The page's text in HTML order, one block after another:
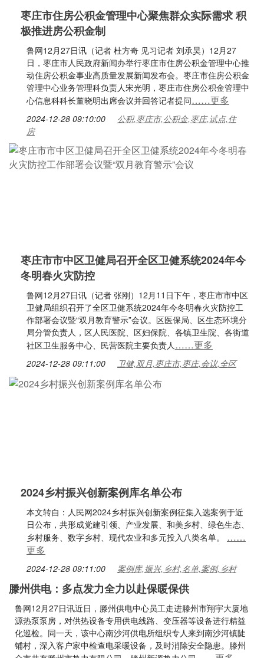
枣庄市住房公积金管理中心聚焦群众实际需求 积
极推进房公积金制
鲁网12月27日讯（记者 杜方奇 见习记者 刘承昊）12月27
日，枣庄市人民政府新闻办举行枣庄市住房公积金管理中心推
动住房公积金事业高质量发展新闻发布会。枣庄市住房公积金
管理中心业务管理科负责人宋光明，枣庄市住房公积金管理中
心信息科科长董晓明出席会议并回答记者提问……更多
2024-12-28 09:10:00
公积,枣庄市,公积金,枣庄,试点,住
房
枣庄市市中区卫健局召开全区卫健系统2024年今
冬明春火灾防控
鲁网12月27日讯（记者 张刚）12月11日下午，枣庄市市中区
卫健局组织召开了全区卫健系统2024年今冬明春火灾防控工
作部署会议暨“双月教育警示”会议。区医保局、区生态环境分
局分管负责人，区人民医院、区妇保院、各镇卫生院、各街道
社区卫生服务中心、民营医院主要负责人……更多
2024-12-28 09:11:00 卫健,双月,枣庄市,枣庄,会议,全区
2024乡村振兴创新案例库名单公布
本文转自：人民网2024乡村振兴创新案例征集入选案例于近
日公布，共形成党建引领、产业发展、和美乡村、绿色生态、
乡村服务、数字乡村、现代农业和多元投入八类名单。 ……
更多
2024-12-28 09:11:00 案例库,振兴,乡村,名单,案例,乡村
滕州供电：多点发力全力以赴保暖保供
鲁网12月27日讯近日，滕州供电中心员工走进滕州市翔宇大厦地
源热泵泵房，对供热设备专用供电线路、变压器等设备进行精益
化巡检。同一天，该中心南沙河供电所组织专人来到南沙河镇陡
铺村，深入客户家中检查电采暖设备，及时消除安全隐患。滕州